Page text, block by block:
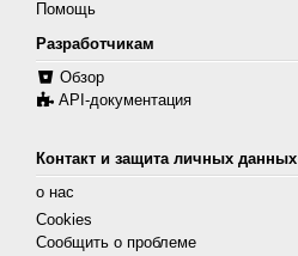
Помощь
Разработчикам
Обзор
API-документация
Контакт и защита личных данных
о нас
Cookies
Сообщить о проблеме